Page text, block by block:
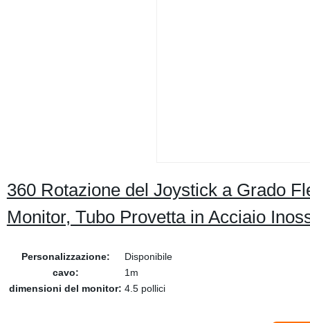
360 Rotazione del Joystick a Grado
Monitor, Tubo Provetta in Acciaio
Personalizzazione:
Disponibile
cavo:
1m
dimensioni del monitor: 4.5 pollici